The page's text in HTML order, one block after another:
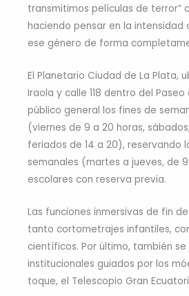
transmitimos películas de terror”
haciendo pensar en la intensidad
ese género de forma
El Planetario Ciudad de La Plata,
Iraola y calle 118 dentro del
público general los fines de
(viernes de 9 a 20 horas,
feriados de 14 a 20), reservando
semanales (martes a jueves, de
escolares con reserva previa.
Las funciones inmersivas de fin
tanto cortometrajes infantiles,
científicos. Por último, también
institucionales guiados por los
toque, el Telescopio Gran